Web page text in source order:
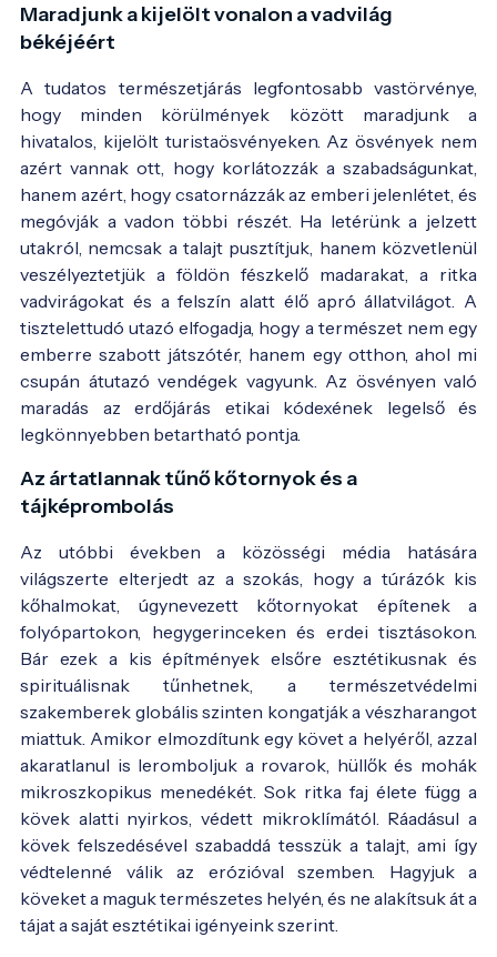
Maradjunk a kijelölt vonalon a vadvilág
békéjéért
A tudatos természetjárás legfontosabb vastörvénye,
hogy minden körülmények között maradjunk a
hivatalos, kijelölt turistaösvényeken. Az ösvények nem
azért vannak ott, hogy korlátozzák a szabadságunkat,
hanem azért, hogy csatornázzák az emberi jelenlétet, és
megóvják a vadon többi részét. Ha letérünk a jelzett
utakról, nemcsak a talajt pusztítjuk, hanem közvetlenül
veszélyeztetjük a földön fészkelő madarakat, a ritka
vadvirágokat és a felszín alatt élő apró állatvilágot. A
tisztelettudó utazó elfogadja, hogy a természet nem egy
emberre szabott játszótér, hanem egy otthon, ahol mi
csupán átutazó vendégek vagyunk. Az ösvényen való
maradás az erdőjárás etikai kódexének legelső és
legkönnyebben betartható pontja.
Az ártatlannak tűnő kőtornyok és a
tájképrombolás
Az utóbbi években a közösségi média hatására
világszerte elterjedt az a szokás, hogy a túrázók kis
kőhalmokat, úgynevezett kőtornyokat építenek a
folyópartokon, hegygerinceken és erdei tisztásokon.
Bár ezek a kis építmények elsőre esztétikusnak és
spirituálisnak tűnhetnek, a természetvédelmi
szakemberek globális szinten kongatják a vészharangot
miattuk. Amikor elmozdítunk egy követ a helyéről, azzal
akaratlanul is leromboljuk a rovarok, hüllők és mohák
mikroszkopikus menedékét. Sok ritka faj élete függ a
kövek alatti nyirkos, védett mikroklímától. Ráadásul a
kövek felszedésével szabaddá tesszük a talajt, ami így
védtelenné válik az erózióval szemben. Hagyjuk a
köveket a maguk természetes helyén, és ne alakítsuk át a
tájat a saját esztétikai igényeink szerint.